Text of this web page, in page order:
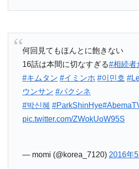
何回見てもほんとに飽きない
16話は本間に切なすぎる#相続者
#キムタン #イミンホ #이민호
ウンサン #パクシネ
#박신혜 #ParkShinHye
pic.twitter.com/ZWokUoW95S
— momi (@korea_7120) 2016年